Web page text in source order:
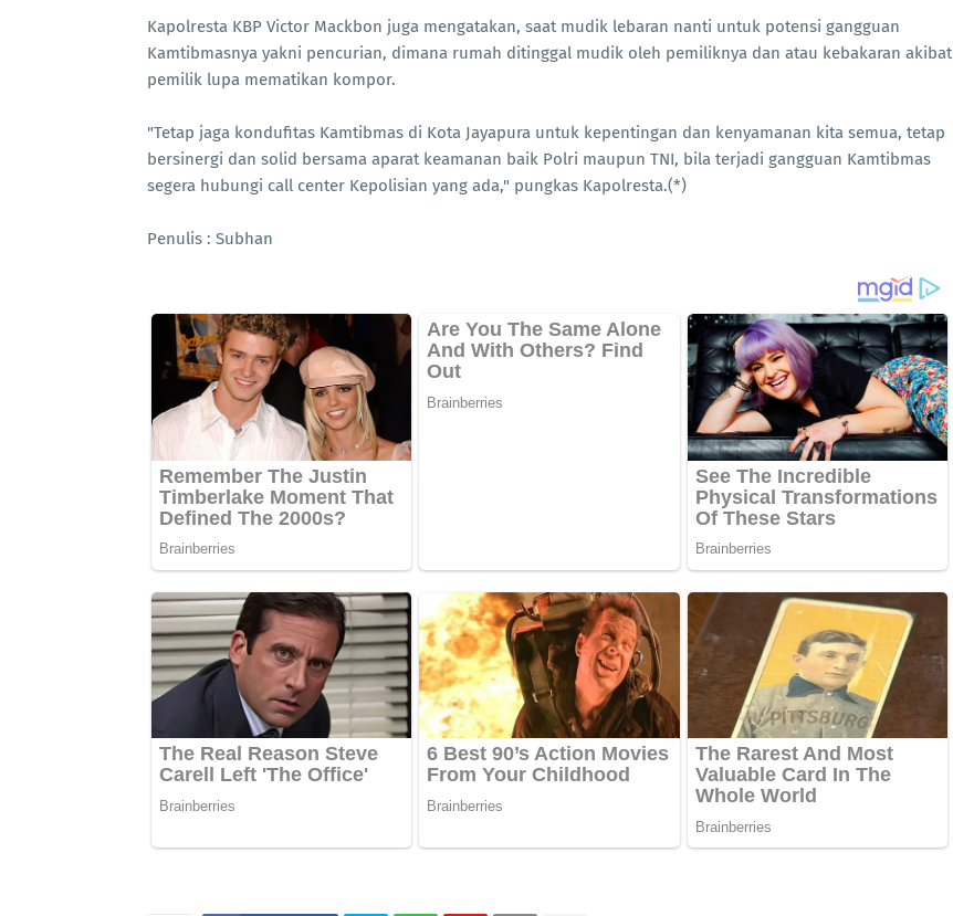
Kapolresta KBP Victor Mackbon juga mengatakan, saat mudik lebaran nanti untuk potensi gangguan
Kamtibmasnya yakni pencurian, dimana rumah ditinggal mudik oleh pemiliknya dan atau kebakaran akibat
pemilik lupa mematikan kompor.
"Tetap jaga kondufitas Kamtibmas di Kota Jayapura untuk kepentingan dan kenyamanan kita semua, tetap
bersinergi dan solid bersama aparat keamanan baik Polri maupun TNI, bila terjadi gangguan Kamtibmas
segera hubungi call center Kepolisian yang ada," pungkas Kapolresta.(*)
Penulis : Subhan